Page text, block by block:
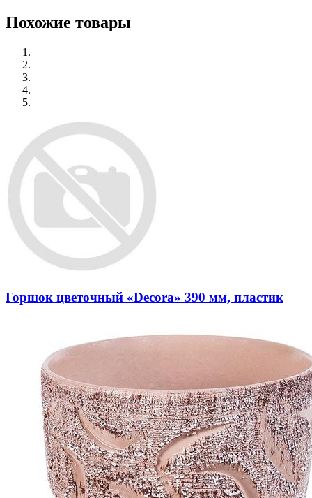
Похожие товары
Горшок цветочный «Decora» 390 мм, пластик